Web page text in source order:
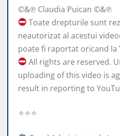
©&℗ Claudia Puican ©&℗
Toate drepturile sunt
neautorizat al acestui
poate fi raportat oricand la
All rights are reserved.
uploading of this video is
result in reporting to
✧✧✧